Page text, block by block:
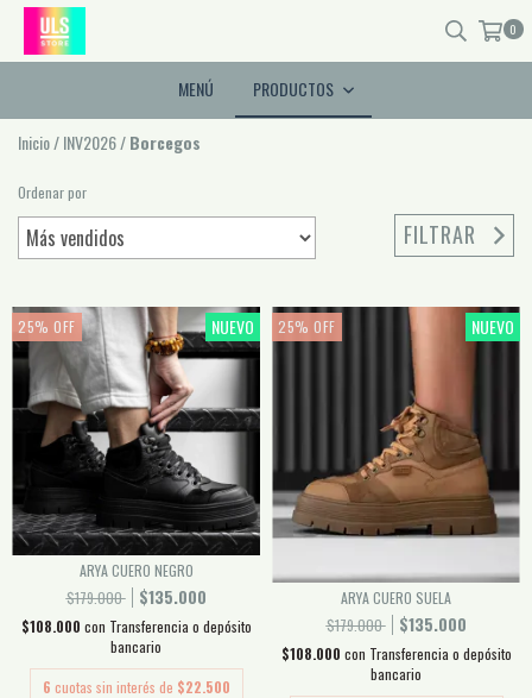
0
MENÚ PRODUCTOS
Inicio/INV2026/Borcegos
Ordenar por
FILTRAR
25% OFF NUEVO
ARYA CUERO NEGRO
$179.000
$135.000
$108.000 con Transferencia o depósito
bancario
6 cuotas sin interés de $22.500
25% OFF NUEVO
ARYA CUERO SUELA
$179.000
$135.000
$108.000 con Transferencia o depósito
bancario